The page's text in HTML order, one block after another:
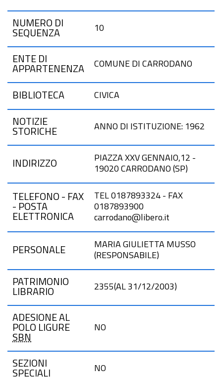
NUMERO DI
SEQUENZA
10
ENTE DI
APPARTENENZA
COMUNE DI CARRODANO
BIBLIOTECA CIVICA
NOTIZIE
STORICHE
ANNO DI ISTITUZIONE: 1962
INDIRIZZO
PIAZZA XXV GENNAIO,12 -
19020 CARRODANO (SP)
TELEFONO - FAX
- POSTA
ELETTRONICA
TEL 0187893324 - FAX
0187893900
carrodano@libero.it
PERSONALE
MARIA GIULIETTA MUSSO
(RESPONSABILE)
PATRIMONIO
LIBRARIO
2355(AL 31/12/2003)
ADESIONE AL
POLO LIGURE
SBN
NO
SEZIONI
SPECIALI
NO